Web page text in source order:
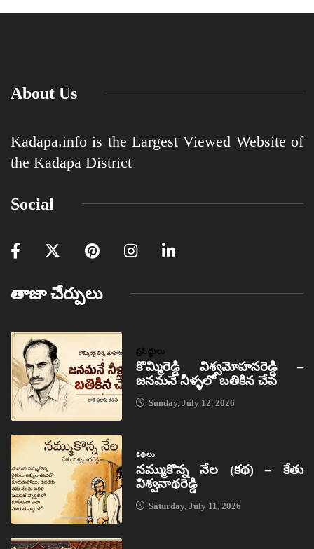
About Us
Kadapa.info is the Largest Viewed Website of
the Kadapa District
Social
తాజా చేర్పులు
ప్రసిద్ధులు
కొమ్మిరెడ్డి విశ్వమోహనరెడ్డి –
జనమనే నీళ్ళలో బతికిన చేప
Sunday, July 12, 2026
కథలు
నమ్ముకొన్న నేల (కథ) – కేతు
విశ్వనాథరెడ్డి
Saturday, July 11, 2026